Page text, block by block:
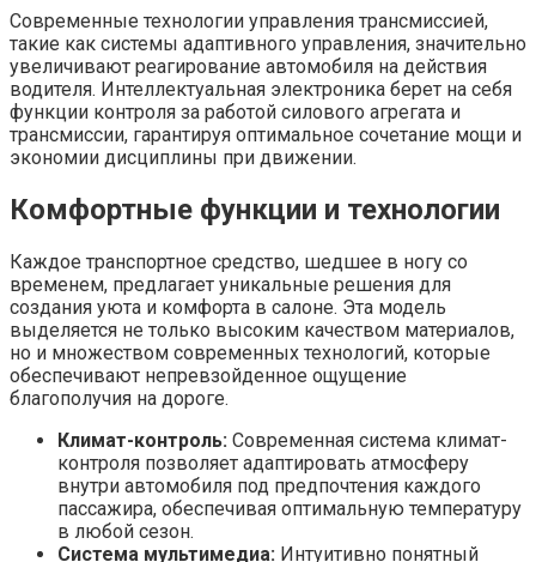
Современные технологии управления трансмиссией,
такие как системы адаптивного управления, значительно
увеличивают реагирование автомобиля на действия
водителя. Интеллектуальная электроника берет на себя
функции контроля за работой силового агрегата и
трансмиссии, гарантируя оптимальное сочетание мощи и
экономии дисциплины при движении.
Комфортные функции и технологии
Каждое транспортное средство, шедшее в ногу со
временем, предлагает уникальные решения для
создания уюта и комфорта в салоне. Эта модель
выделяется не только высоким качеством материалов,
но и множеством современных технологий, которые
обеспечивают непревзойденное ощущение
благополучия на дороге.
Климат-контроль: Современная система климат-
контроля позволяет адаптировать атмосферу
внутри автомобиля под предпочтения каждого
пассажира, обеспечивая оптимальную температуру
в любой сезон.
Система мультимедиа: Интуитивно понятный